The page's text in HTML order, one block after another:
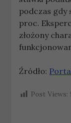
podczas gdy
proc.
złożony
Źródło:
Post Views: